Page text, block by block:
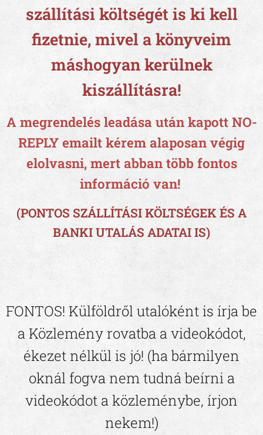
szállítási költségét is ki kell
fizetnie, mivel a könyveim
máshogyan kerülnek
kiszállításra!
A megrendelés leadása után kapott NO-
REPLY emailt kérem alaposan végig
elolvasni, mert abban több fontos
információ van!
(PONTOS SZÁLLÍTÁSI KÖLTSÉGEK ÉS A
BANKI UTALÁS ADATAI IS)
FONTOS!Külföldről utalóként is írja be
a Közlemény rovatba a videokódot,
ékezet nélkül is jó! (ha bármilyen
oknál fogva nem tudná beírni a
videokódot a közleménybe, írjon
nekem!)